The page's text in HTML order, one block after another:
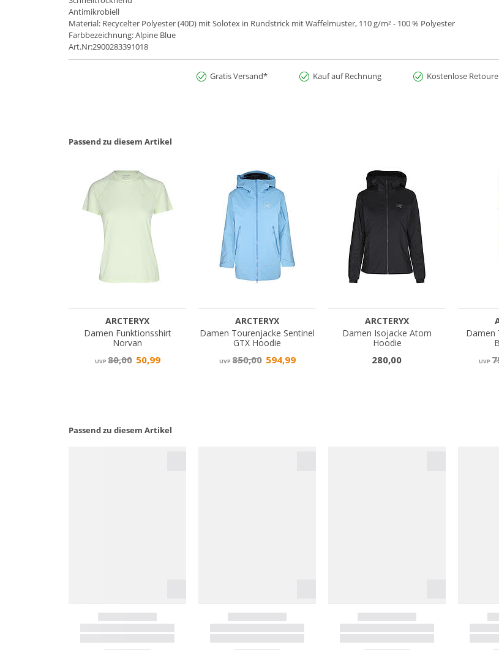
Antimikrobiell
Material: Recycelter Polyester (40D) mit Solotex in Rundstrick mit Waffelmuster, 110 g/m² - 100 % Polyester
Farbbezeichnung: Alpine Blue
Art.Nr:2900283391018
Gratis Versand* Kauf auf Rechnung Kostenlose Retoure
Passend zu diesem Artikel
Passend zu diesem Artikel